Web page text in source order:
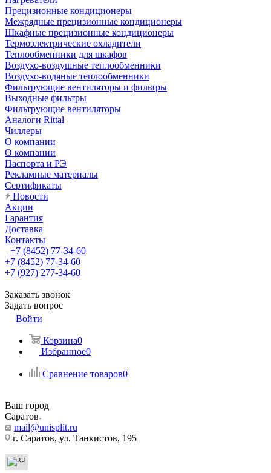
Прецизионные кондиционеры
Mежрядные прецизионные кондиционеры
Шкафные прецизионные кондиционеры
Термоэлектрические охладители
Теплообменники для шкафов
Воздухо-воздушные теплообменники
Воздухо-водяные теплообменники
Фильтрующие вентиляторы и фильтры
Выходные фильтры
Фильтрующие вентиляторы
Аналоги Rittal
Чиллеры
О компании
О компании
Паспорта и РЭ
Рекламные материалы
Сертификаты
Новости
Акции
Гарантия
Доставка
Контакты
+7 (8452) 77-34-60
+7 (8452) 77-34-60
+7 (927) 277-34-60
Заказать звонок
Задать вопрос
Войти
Корзина0
Избранное0
Сравнение товаров0
Ваш город
Саратов
mail@unisplit.ru
г. Саратов, ул. Танкистов, 195